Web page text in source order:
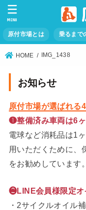
原付市場とは 乗るまで
MENU
HOME IMG_1438
お知らせ
原付市場が選ばれる
❶整備済み車両は6
電球など消耗品は1
用いただくために、
をお勧めしています。
❷LINE会員様限定オ
・2サイクルオイル